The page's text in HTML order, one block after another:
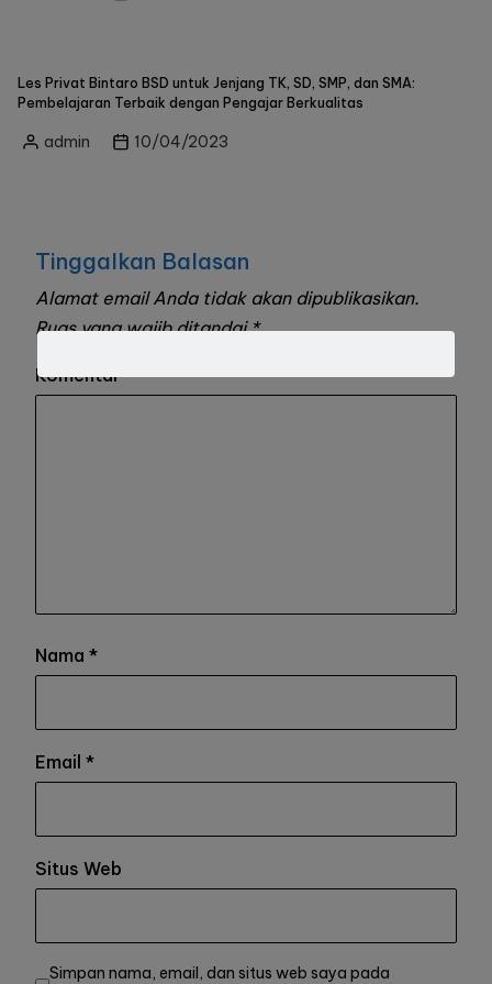
Les Privat Bintaro BSD untuk Jenjang TK, SD, SMP, dan SMA:
Pembelajaran Terbaik dengan Pengajar Berkualitas
admin 10/04/2023
Tinggalkan Balasan
Alamat email Anda tidak akan dipublikasikan.
Ruas yang wajib ditandai*
Komentar*
Nama *
Email *
Situs Web
Simpan nama, email, dan situs web saya pada